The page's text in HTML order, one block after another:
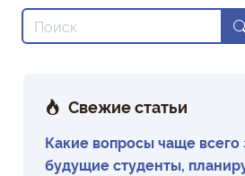
Свежие статьи
Какие вопросы чаще всего
будущие студенты,